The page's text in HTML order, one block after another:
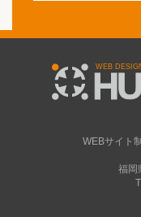
WEBサイト
福岡